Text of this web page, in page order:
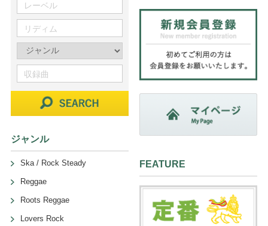
ジャンル
Ska / Rock Steady
Reggae
Roots Reggae
Lovers Rock
FEATURE